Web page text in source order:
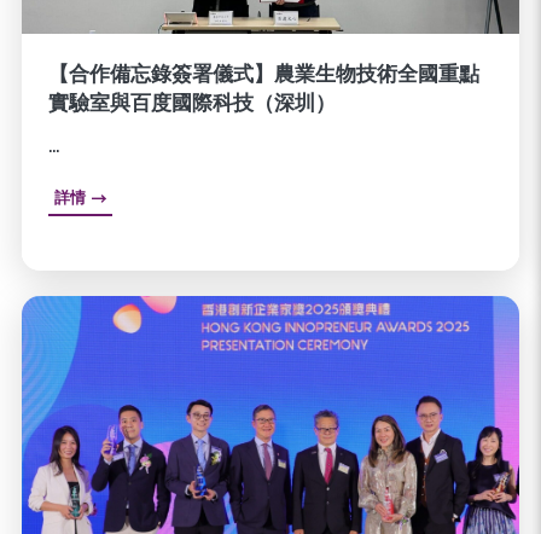
【合作備忘錄簽署儀式】農業生物技術全國重點
實驗室與百度國際科技（深圳）
...
詳情